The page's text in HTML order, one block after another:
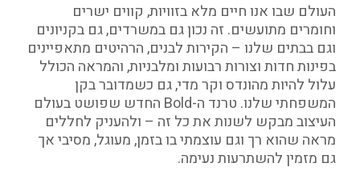
העולם שבו אנו חיים מלא בזוויות, קווים ישרים
וחומרים מתועשים. זה נכון גם במשרדים, גם בקניונים
וגם בבתים שלנו – הקירות לבנים, הרהיטים מתאפיינים
בפינות חדות וצורות רבועות ומלבניות, והמראה הכולל
עלול להיות מהונדס וקר מדי, גם כשמדובר בקן
המשפחתי שלנו. טרנד ה-Bold החדש שפושט בעולם
העיצוב מבקש לשנות את כל זה – ולהעניק לחללים
מראה שהוא רך וגם עוצמתי בו בזמן, מעוגל, מסיבי אך
גם מזמין להשתרעות נעימה.